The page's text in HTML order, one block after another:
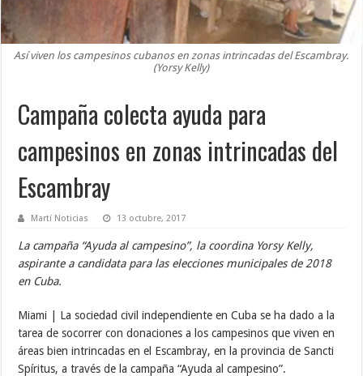
Así viven los campesinos cubanos en zonas intrincadas del Escambray.
(Yorsy Kelly)
Campaña colecta ayuda para
campesinos en zonas intrincadas del
Escambray
Martí Noticias 13 octubre, 2017
La campaña “Ayuda al campesino”, la coordina Yorsy Kelly,
aspirante a candidata para las elecciones municipales de 2018
en Cuba.
Miami | La sociedad civil independiente en Cuba se ha dado a la
tarea de socorrer con donaciones a los campesinos que viven en
áreas bien intrincadas en el Escambray, en la provincia de Sancti
Spíritus, a través de la campaña “Ayuda al campesino”.